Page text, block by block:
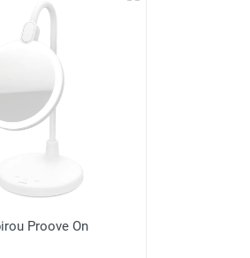
Proove On